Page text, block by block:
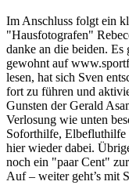
Im Anschluss folgt ein
"Hausfotografen"
danke an die beiden.
gewohnt auf
lesen, hat sich Sven
fort zu führen und
Gunsten der Gerald
Verlosung wie unten
Soforthilfe, Elbefluthilfe
hier wieder dabei.
noch ein "paar Cent"
Auf – weiter geht’s mit